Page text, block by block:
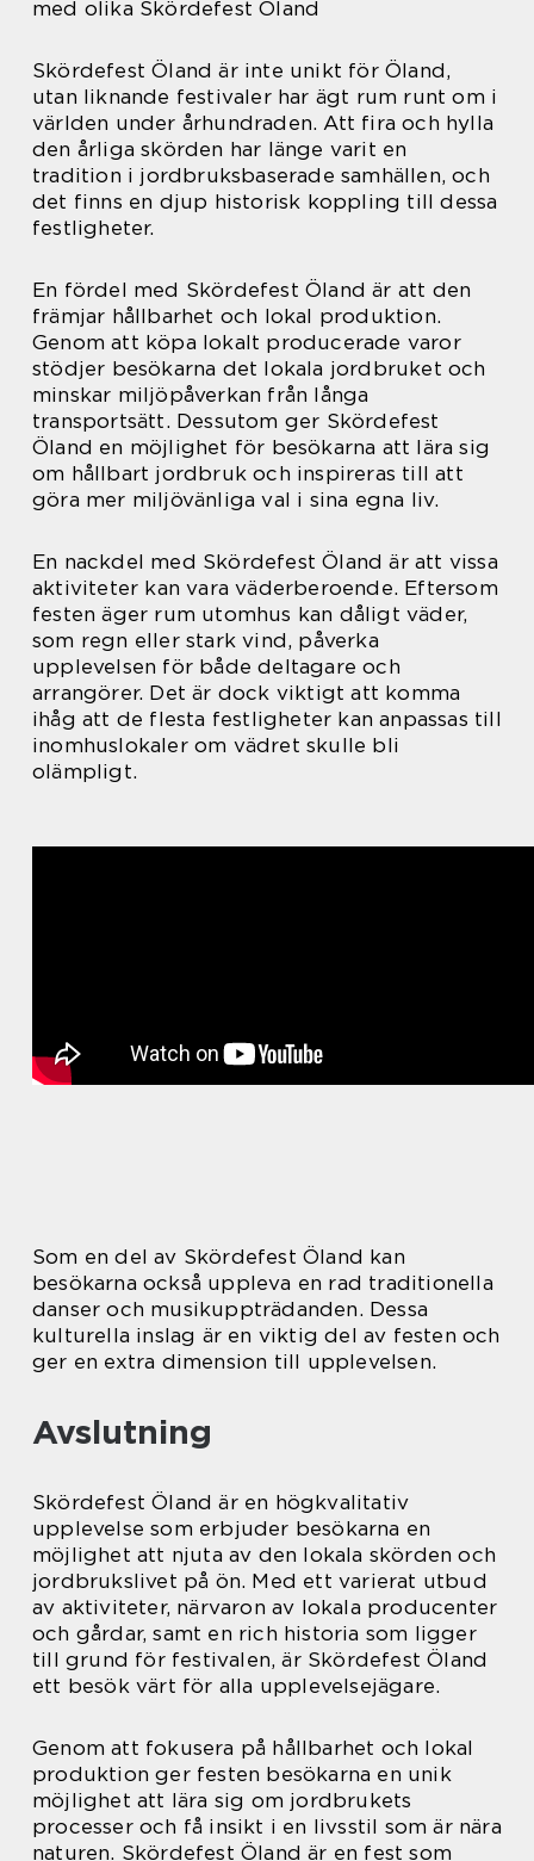
med olika Skördefest Öland
Skördefest Öland är inte unikt för Öland,
utan liknande festivaler har ägt rum runt om i
världen under århundraden. Att fira och hylla
den årliga skörden har länge varit en
tradition i jordbruksbaserade samhällen, och
det finns en djup historisk koppling till dessa
festligheter.
En fördel med Skördefest Öland är att den
främjar hållbarhet och lokal produktion.
Genom att köpa lokalt producerade varor
stödjer besökarna det lokala jordbruket och
minskar miljöpåverkan från långa
transportsätt. Dessutom ger Skördefest
Öland en möjlighet för besökarna att lära sig
om hållbart jordbruk och inspireras till att
göra mer miljövänliga val i sina egna liv.
En nackdel med Skördefest Öland är att vissa
aktiviteter kan vara väderberoende. Eftersom
festen äger rum utomhus kan dåligt väder,
som regn eller stark vind, påverka
upplevelsen för både deltagare och
arrangörer. Det är dock viktigt att komma
ihåg att de flesta festligheter kan anpassas till
inomhuslokaler om vädret skulle bli
olämpligt.
Som en del av Skördefest Öland kan
besökarna också uppleva en rad traditionella
danser och musikuppträdanden. Dessa
kulturella inslag är en viktig del av festen och
ger en extra dimension till upplevelsen.
Avslutning
Skördefest Öland är en högkvalitativ
upplevelse som erbjuder besökarna en
möjlighet att njuta av den lokala skörden och
jordbrukslivet på ön. Med ett varierat utbud
av aktiviteter, närvaron av lokala producenter
och gårdar, samt en rich historia som ligger
till grund för festivalen, är Skördefest Öland
ett besök värt för alla upplevelsejägare.
Genom att fokusera på hållbarhet och lokal
produktion ger festen besökarna en unik
möjlighet att lära sig om jordbrukets
processer och få insikt i en livsstil som är nära
naturen. Skördefest Öland är en fest som